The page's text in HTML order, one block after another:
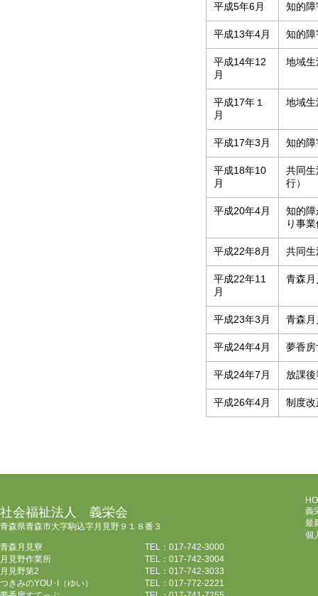
平成5年6月 知的
平成13年4月 知的
平成14年12
月
地域
平成17年１
月
地域
平成17年3月 知的
平成18年10
月
共同
行）
平成20年4月
知的
り事
平成22年8月 共同
平成22年11
月
青森
平成23年3月 青森
平成24年4月 夢香
平成24年7月 放課
平成26年4月 制度
社会福祉法人 義栄会
青森県青森市大字駒込字月見野９１８番３
青森月見寮
TEL：017-742-3000
月見野作業所
TEL：017-742-3004
月見野第2
TEL：017-742-3033
つきみのYOU･I（ゆい）
TEL：017-772-2221
義
最
個